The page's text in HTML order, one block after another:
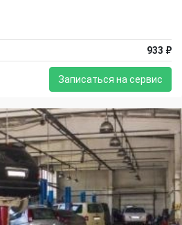
933 ₽
Записаться на сервис